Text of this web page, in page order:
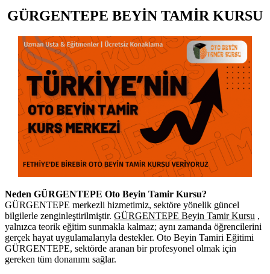
GÜRGENTEPE BEYİN TAMİR KURSU
Neden GÜRGENTEPE Oto Beyin Tamir Kursu?
GÜRGENTEPE merkezli hizmetimiz, sektöre yönelik güncel
bilgilerle zenginleştirilmiştir. GÜRGENTEPE Beyin Tamir Kursu ,
yalnızca teorik eğitim sunmakla kalmaz; aynı zamanda öğrencilerini
gerçek hayat uygulamalarıyla destekler. Oto Beyin Tamiri Eğitimi
GÜRGENTEPE, sektörde aranan bir profesyonel olmak için
gereken tüm donanımı sağlar.